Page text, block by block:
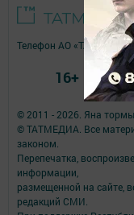
© 2011 - 2026. Яна
© ТАТМЕДИА. Все
законом.
Перепечатка,
информации,
размещенной на сайте,
редакций СМИ.
Телефон АО
16+